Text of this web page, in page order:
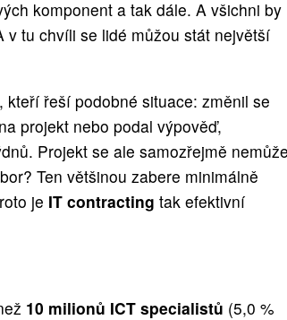
komponent a tak dále. A všichni by
tu chvíli se lidé můžou stát největší
řeší podobné situace: změnil se
projekt nebo podal výpověď,
Projekt se ale samozřejmě nemůže
Ten většinou zabere minimálně
je IT contracting tak efektivní
10 milionů ICT specialistů (5,0 %